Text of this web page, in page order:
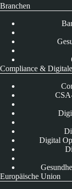
Branchen
Compliance &
Digital
Europäische Union